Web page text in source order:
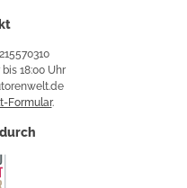
bis 18:00 Uhr
Formular.